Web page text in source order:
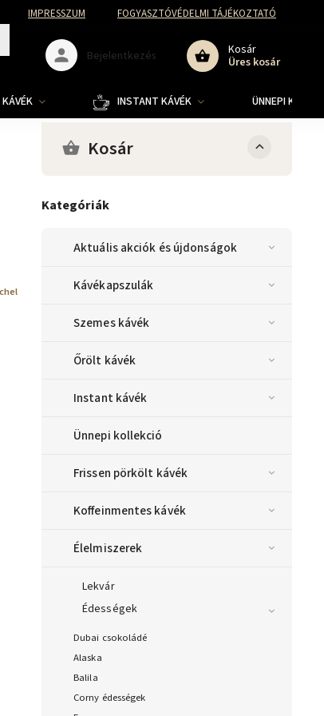
IMPRESSZUM FOGYASZTÓVÉDELMI TÁJÉKOZTATÓ
Kosár
Üres kosár
Bejelentkezés
INSTANT KÁVÉK ÜNNEPI
Kosár
Kategóriák
Aktuális akciók és újdonságok
Kávékapszulák
Szemes kávék
Őrölt kávék
Instant kávék
Ünnepi kollekció
Frissen pörkölt kávék
Koffeinmentes kávék
Élelmiszerek
Lekvár
Édességek
Dubai csokoládé
Alaska
Balila
Corny édességek